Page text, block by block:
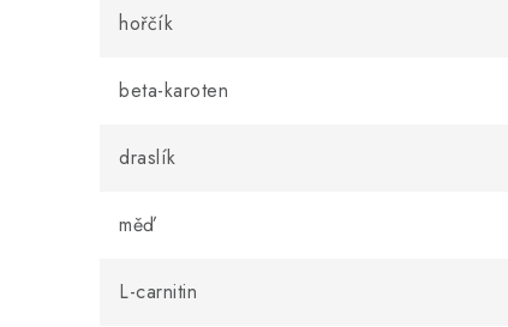
hořčík
beta-karoten
draslík
měď
L-carnitin